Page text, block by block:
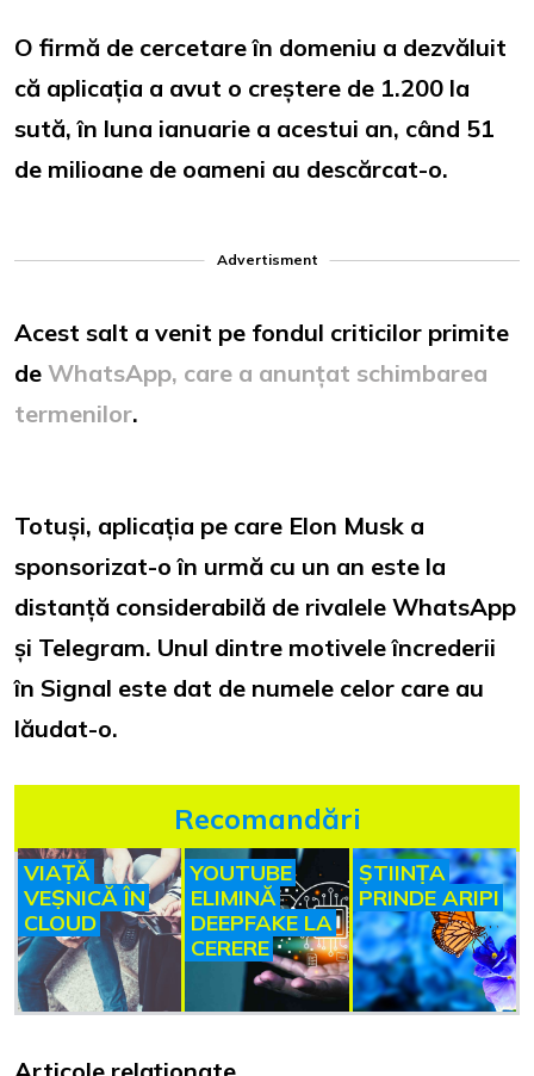
O firmă de cercetare în domeniu a dezvăluit
că aplicația a avut o creștere de 1.200 la
sută, în luna ianuarie a acestui an, când 51
de milioane de oameni au descărcat-o.
Advertisment
Acest salt a venit pe fondul criticilor primite
de WhatsApp, care a anunțat schimbarea
termenilor.
Totuși, aplicația pe care Elon Musk a
sponsorizat-o în urmă cu un an este la
distanță considerabilă de rivalele WhatsApp
și Telegram. Unul dintre motivele încrederii
în Signal este dat de numele celor care au
lăudat-o.
Recomandări
VIAȚĂ
VEȘNICĂ ÎN
CLOUD
YOUTUBE
ELIMINĂ
DEEPFAKE LA
CERERE
ȘTIINȚA
PRINDE ARIPI